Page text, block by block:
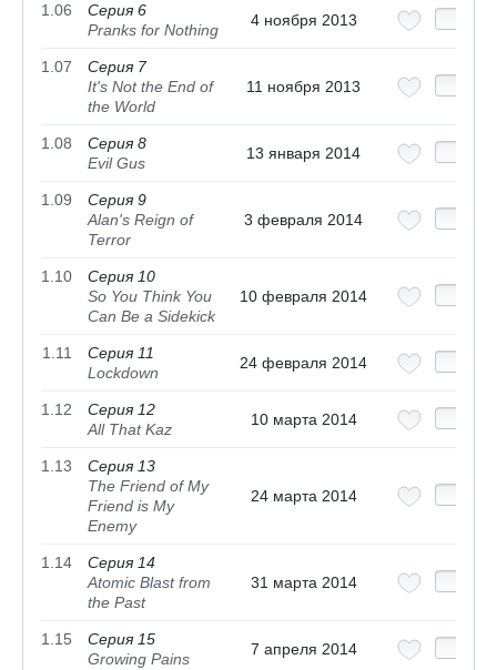
1.06
Серия 6
Pranks for Nothing
4 ноября 2013
1.07
Серия 7
It's Not the End of
the World
11 ноября 2013
1.08
Серия 8
Evil Gus
13 января 2014
1.09
Серия 9
Alan's Reign of
Terror
3 февраля 2014
1.10
Серия 10
So You Think You
Can Be a Sidekick
10 февраля 2014
1.11
Серия 11
Lockdown
24 февраля 2014
1.12
Серия 12
All That Kaz
10 марта 2014
1.13
Серия 13
The Friend of My
Friend is My
Enemy
24 марта 2014
1.14
Серия 14
Atomic Blast from
the Past
31 марта 2014
1.15
Серия 15
Growing Pains
7 апреля 2014